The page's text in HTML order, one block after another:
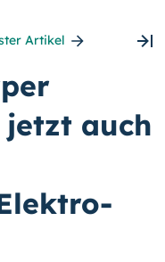
Artikel
jetzt auch